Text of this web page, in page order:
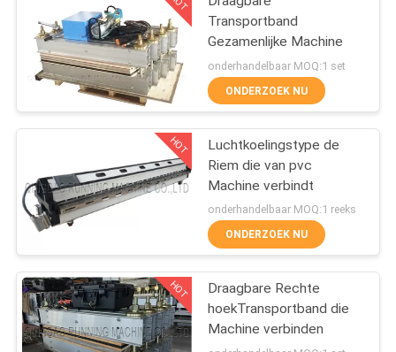
NIEUWS
GEVALLEN
PRIVACY
POLICY
rubber het mengen
zich molenmachine
Vulcaniseren
Persmachine
178
Transportband
Gezamenlijke Machine
onderhandelbaar MOQ:1 set
ONDERZOEK NU
HOT
Luchtkoelingstype de
Riem die van pvc
Machine verbindt
onderhandelbaar MOQ:1 reeks
ONDERZOEK NU
HOT
Draagbare Rechte
hoekTransportband die
Machine verbinden